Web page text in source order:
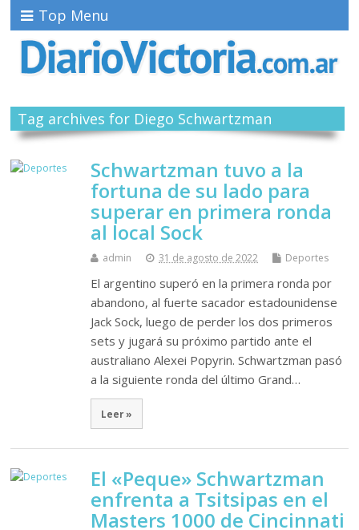
Top Menu
Tag archives for Diego Schwartzman
Schwartzman tuvo a la
fortuna de su lado para
superar en primera ronda
al local Sock
admin 31 de agosto de 2022 Deportes
El argentino superó en la primera ronda por
abandono, al fuerte sacador estadounidense
Jack Sock, luego de perder los dos primeros
sets y jugará su próximo partido ante el
australiano Alexei Popyrin. Schwartzman pasó
a la siguiente ronda del último Grand…
Leer »
El «Peque» Schwartzman
enfrenta a Tsitsipas en el
Masters 1000 de Cincinnati